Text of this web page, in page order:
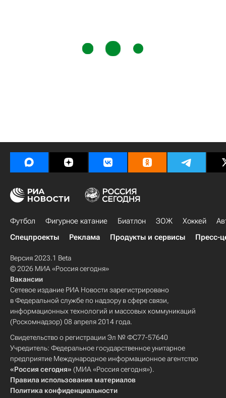
Футбол Фигурное катание Биатлон ЗОЖ Хоккей
Спецпроекты
Реклама Продукты и сервисы Пресс-
Версия 2023.1 Beta
© 2026 МИА «Россия сегодня»
Вакансии
Сетевое издание РИА Новости зарегистрировано
в Федеральной службе по надзору в сфере связи,
информационных технологий и массовых коммуникаций
(Роскомнадзор) 08 апреля 2014 года.
Свидетельство о регистрации Эл № ФС77-57640
Учредитель: Федеральное государственное унитарное
предприятие Международное информационное агентство
«Россия сегодня» (МИА «Россия сегодня»).
Правила использования материалов
Политика конфиденциальности